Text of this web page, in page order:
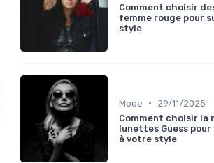
Comment choisir
femme rouge pour
style
Mode •
29/11/2025
Comment choisir la
lunettes Guess
à votre style